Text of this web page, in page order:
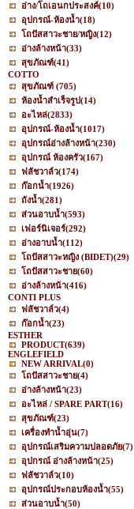
อ่าง/โถเอนกประสงค์(10)
อุปกรณ์-ห้องน้ำ(18)
โถปัสสาวะชาย/หญิง(12)
อ่างล้างหน้า(33)
สุขภัณฑ์(41)
COTTO
สุขภัณฑ์ (705)
ห้องน้ำสำเร็จรูป(14)
อะไหล่(2833)
อุปกรณ์-ห้องน้ำ(1017)
อุปกรณ์อ่างล้างหน้า(230)
อุปกรณ์ ห้องครัว(167)
ฟลัชวาล์ว(174)
ก๊อกน้ำ(1926)
ถังน้ำ(281)
ส่วนอาบน้ำ(593)
เฟอร์นิเจอร์(292)
อ่างอาบน้ำ(112)
โถปัสสาวะหญิง (BIDET)(29)
โถปัสสาวะชาย(60)
อ่างล้างหน้า(416)
CONTI PLUS
ฟลัชวาล์ว(4)
ก๊อกน้ำ(23)
ESTHER
PRODUCT(639)
ENGLEFIELD
NEW ARRIVAL(0)
โถปัสสาวะชาย(4)
อ่างล้างหน้า(23)
อะไหล่ / SPARE PART(16)
สุขภัณฑ์(23)
เครื่องทำน้ำอุ่น(7)
อุปกรณ์เสริมความปลอดภัย(7)
อุปกรณ์ อ่างล้างหน้า(25)
ฟลัชวาล์ว(10)
อุปกรณ์ประกอบห้องน้ำ(55)
ส่วนอาบน้ำ(50)